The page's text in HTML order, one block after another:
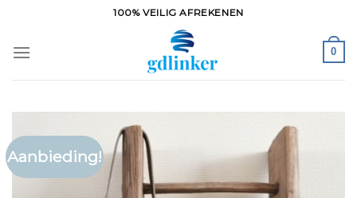
inhoud
100% VEILIG AFREKENEN
0
Aanbieding!